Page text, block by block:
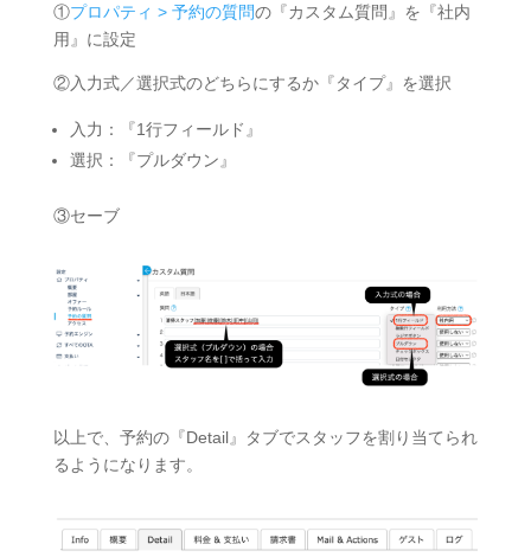
①プロパティ > 予約の質問の『カスタム質問』を『社内
用』に設定
②入力式／選択式のどちらにするか『タイプ』を選択
入力：『1行フィールド』
選択：『プルダウン』
③セーブ
以上で、予約の『Detail』タブでスタッフを割り当てられ
るようになります。